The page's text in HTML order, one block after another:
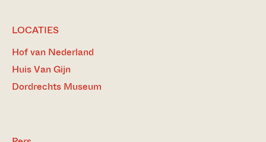
LOCATIES
Hof van Nederland
Huis Van Gijn
Dordrechts Museum